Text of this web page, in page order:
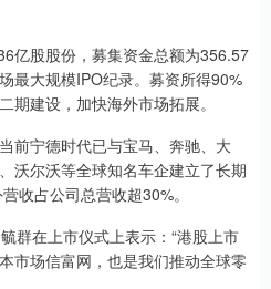
股股份，募集资金总额为356.57
最大规模IPO纪录。募资所得90%
期建设，加快海外市场拓展。
宁德时代已与宝马、奔驰、大
沃尔沃等全球知名车企建立了长期
收占公司总营收超30%。
在上市仪式上表示：“港股上市
市场信富网，也是我们推动全球零